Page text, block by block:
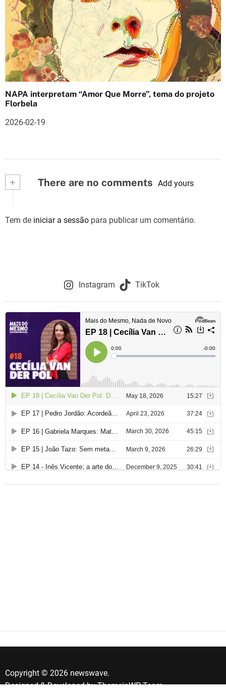
NAPA interpretam “Amor Que Morre”, tema do projeto
Florbela
2026-02-19
+ There are no comments Add yours
Tem de iniciar a sessão para publicar um comentário.
Instagram TikTok
Copyright © 2026 newswave.
Designed & Developed byThemeinWP Team